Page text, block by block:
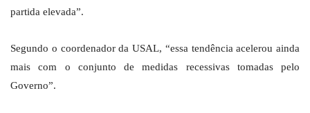
partida elevada”.
Segundo o coordenador da USAL, “essa tendência acelerou ainda
mais com o conjunto de medidas recessivas tomadas pelo
Governo”.